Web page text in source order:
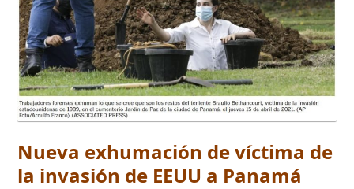
Nueva exhumación de víctima de
la invasión de EEUU a Panamá